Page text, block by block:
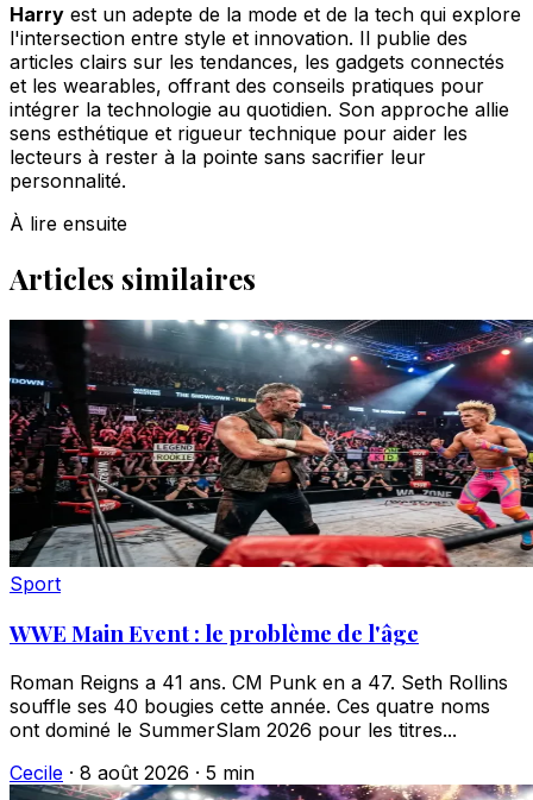
Harry est un adepte de la mode et de la tech qui explore
l'intersection entre style et innovation. Il publie des
articles clairs sur les tendances, les gadgets connectés
et les wearables, offrant des conseils pratiques pour
intégrer la technologie au quotidien. Son approche allie
sens esthétique et rigueur technique pour aider les
lecteurs à rester à la pointe sans sacrifier leur
personnalité.
À lire ensuite
Articles similaires
Sport
WWE Main Event : le problème de l'âge
Roman Reigns a 41 ans. CM Punk en a 47. Seth Rollins
souffle ses 40 bougies cette année. Ces quatre noms
ont dominé le SummerSlam 2026 pour les titres...
Cecile · 8 août 2026 · 5 min